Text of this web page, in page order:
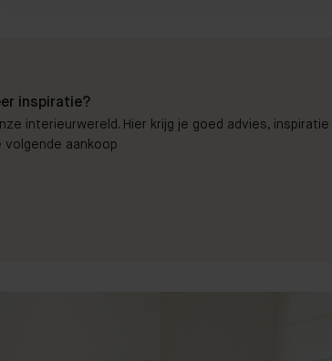
inspiratie?
interieurwereld. Hier krijg je goed advies, inspiratie
volgende aankoop